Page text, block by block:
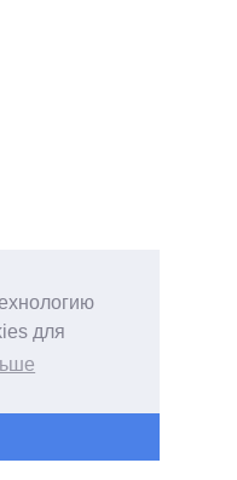
для